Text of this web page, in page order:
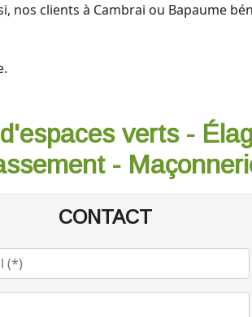
clients à Cambrai ou Bapaume
verts -
-
CONTACT